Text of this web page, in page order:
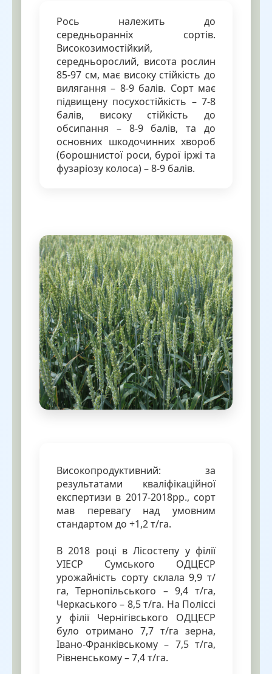
Рось належить до
середньоранніх сортів.
Високозимостійкий,
середньорослий, висота рослин
85-97 см, має високу стійкість до
вилягання – 8-9 балів. Сорт має
підвищену посухостійкість – 7-8
балів, високу стійкість до
обсипання – 8-9 балів, та до
основних шкодочинних хвороб
(борошнистої роси, бурої іржі та
фузаріозу колоса) – 8-9 балів.
Високопродуктивний: за
результатами кваліфікаційної
експертизи в 2017-2018рр., сорт
мав перевагу над умовним
стандартом до +1,2 т/га.
В 2018 році в Лісостепу у філії
УІЕСР Сумського ОДЦЕСР
урожайність сорту склала 9,9 т/
га, Тернопільського – 9,4 т/га,
Черкаського – 8,5 т/га. На Поліссі
у філії Чернігівського ОДЦЕСР
було отримано 7,7 т/га зерна,
Івано-Франківському – 7,5 т/га,
Рівненському – 7,4 т/га.